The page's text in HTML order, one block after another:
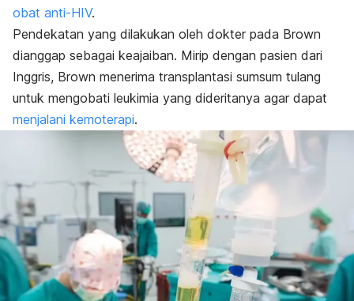
obat anti-HIV.
Pendekatan yang dilakukan oleh dokter pada Brown
dianggap sebagai keajaiban. Mirip dengan pasien dari
Inggris, Brown menerima transplantasi sumsum tulang
untuk mengobati leukimia yang dideritanya agar dapat
menjalani kemoterapi.